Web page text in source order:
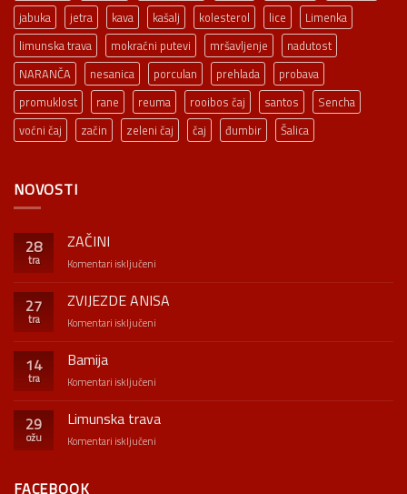
jabuka
jetra kava kašalj kolesterol lice
Limenka
limunska trava
mokraćni putevi mršavljenje
nadutost
NARANČA
nesanica porculan prehlada
probava
promuklost
rane reuma rooibos čaj santos
Sencha
voćni čaj
začin zeleni čaj čaj đumbir Šalica
NOVOSTI
28
tra
ZAČINI
Komentari isključeni
27
tra
ZVIJEZDE ANISA
Komentari isključeni
14
tra
Bamija
Komentari isključeni
29
ožu
Limunska trava
Komentari isključeni
FACEBOOK